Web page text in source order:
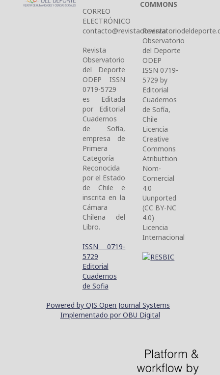
CORREO
ELECTRÓNICO
Revista
Observatorio
del Deporte
ODEP ISSN
0719-5729
es Editada
por Editorial
Cuadernos
de Sofía,
empresa de
Primera
Categoría
Reconocida
por el Estado
de Chile e
inscrita en la
Cámara
Chilena del
Libro.
ISSN 0719-
5729
Editorial
Cuadernos
de Sofia
COMMONS
Revista
Observatorio
del Deporte
ODEP
ISSN 0719-
5729 by
Editorial
Cuadernos
de Sofía,
Chile
Licencia
Creative
Commons
Atributtion
Nom-
Comercial
4.0
Uunported
(CC BY-NC
4.0)
Licencia
Internacional
Powered by OJS Open Journal Systems
Implementado por OBU Digital